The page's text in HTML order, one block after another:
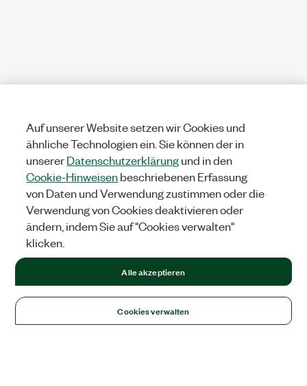
Auf unserer Website setzen wir Cookies und
ähnliche Technologien ein. Sie können der in
unsererDatenschutzerklärungund in den
Cookie-Hinweisenbeschriebenen Erfassung
von Daten und Verwendung zustimmen oder die
Verwendung von Cookies deaktivieren oder
ändern, indem Sie auf "Cookies verwalten"
klicken.
Cookies verwalten
Alle akzeptieren